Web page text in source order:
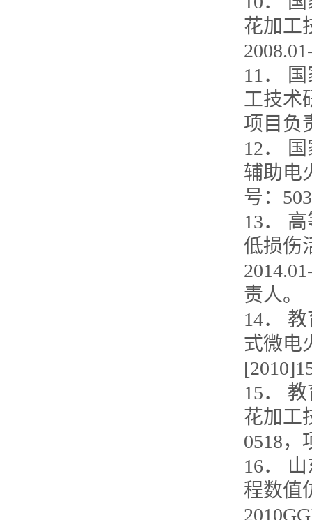
花加工
11．
工技术
项目负
12．
辅助电
号：
13．
低损伤
责人。
14．
式微电
15．
花加工
0518，
16．
程数值